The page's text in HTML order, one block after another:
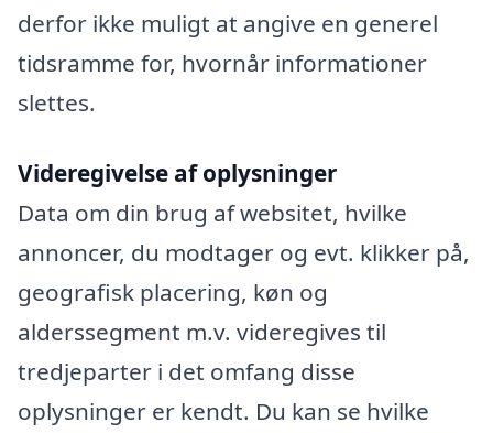
derfor ikke muligt at angive en generel
tidsramme for, hvornår informationer
slettes.
Videregivelse af oplysninger
Data om din brug af websitet, hvilke
annoncer, du modtager og evt. klikker på,
geografisk placering, køn og
alderssegment m.v. videregives til
tredjeparter i det omfang disse
oplysninger er kendt. Du kan se hvilke